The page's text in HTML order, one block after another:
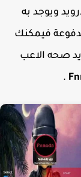
ويوجد به
فيمكنك
الاعب
.